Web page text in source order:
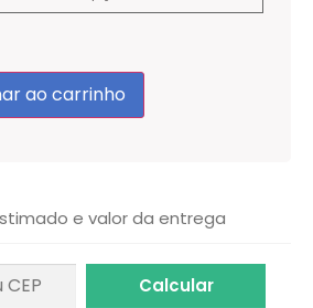
ao carrinho
e valor da entrega